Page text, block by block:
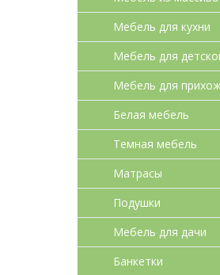
Мебель для кухни
Мебель для
Мебель для
Белая мебель
Темная мебель
Матрасы
Подушки
Мебель для дачи
Банкетки